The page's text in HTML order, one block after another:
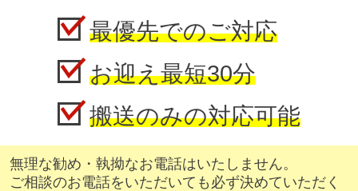
最優先でのご対応
お迎え最短30分
搬送のみの対応可能
無理な勧め・執拗なお電話はいたしません。
ご相談のお電話をいただいても必ず決めていただく